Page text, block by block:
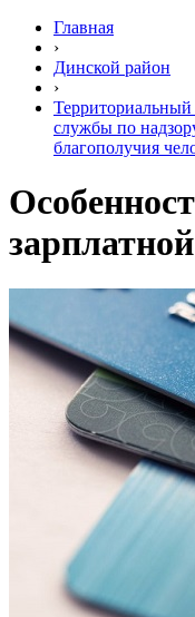
Главная
›
Динской район
›
службы по
благополучия